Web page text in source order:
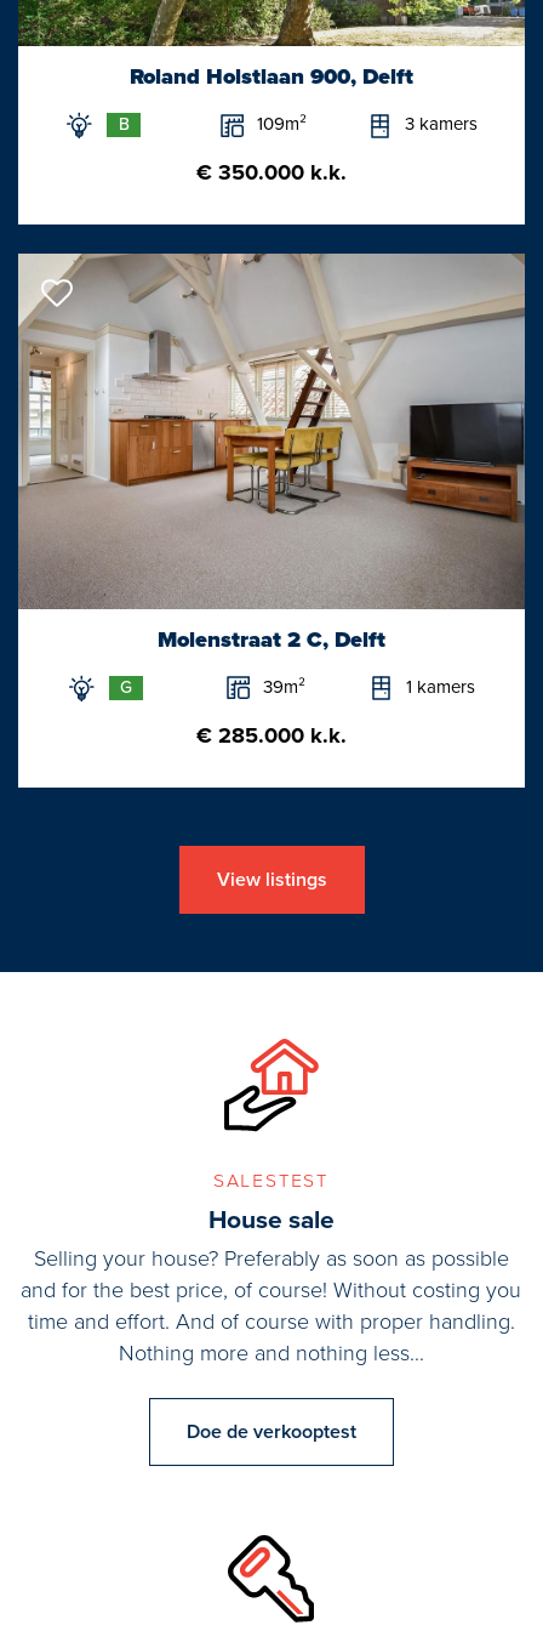
Van deze woning is een unieke woningwebsite beschikbaar.
waar je alle gegevens en meer informatie van deze woning kunt
vinden.
- Vrij uitzicht.
- Veel wooncomfort.
- Gehele begane grondvloer voorzien van een fraaie gietvloer
met vloerverwarming.
- Royale (zadeldak) garage (elektrische deur), toegang zowel via
voor- als achtertuin.
- Uitstekende parkeergelegenheid voor meerdere auto's op
eigen terrein en voor de deur. (gratis)
- Fraaie en ruime achtertuin/steiger aan het water om heerlijk van
- Heel veel lichtinval middels grote en hoge raampartijen.
- Rondom geheel voorzien van houten kozijnen met dubbele
- Ouderslaapkamer is gemakkelijk op te splitsen in 2 separate
slaapkamers (of keep it the master bedroom).
- Bouwjaar woning 2008.
Aan onvolkomenheden in de vermelde gegevens kunnen geen
indicatief. Interesse in dit herenhuis? Schakel uw
aankoopmakelaar in. Uw aankoopmakelaar komt op voor uw
belang en bespaart u tijd, geld en zorgen.
Living by the water in a modern semi-detached house offering
great living comfort, a detached garage, and a private parking
Located in the highly sought-after and green area of De Bras,
the low-traffic "Biesland" neighborhood, between Nootdorp and
Delft, this sunny and beautifully finished family home is within
walking distance of various nature reserves.
This well-maintained house features a spacious and creatively
bedrooms (with the possibility of a fifth), luxurious sanitary
facilities, and a beautifully landscaped, sunny backyard
extending across the full width of the parcel. From the delightful
Roland Holstlaan 900, Delft
B 109m² 3 kamers
€ 350.000 k.k.
Molenstraat 2 C, Delft
G 39m² 1 kamers
€ 285.000 k.k.
View listings
salestest
House sale
Selling your house? Preferably as soon as possible
and for the best price, of course! Without costing you
time and effort. And of course with proper handling.
Nothing more and nothing less...
Doe de verkooptest